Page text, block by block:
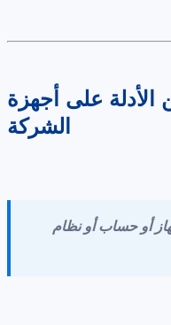
الأدلة على أجهزة
الشركة
أو حساب أو نظام